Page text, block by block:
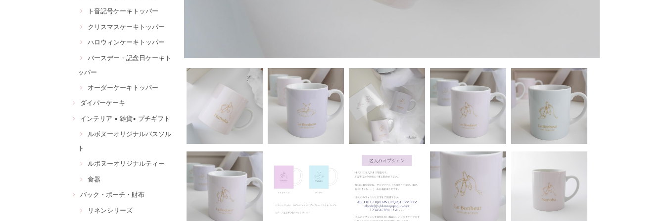
ト音記号ケーキトッパー
クリスマスケーキトッパー
ハロウィンケーキトッパー
バースデー・記念日ケーキト
ッパー
オーダーケーキトッパー
ダイパーケーキ
インテリア • 雑貨• プチギフト
ルボヌーオリジナルバスソル
ト
ルボヌーオリジナルティー
食器
バック・ポーチ・財布
リネンシリーズ